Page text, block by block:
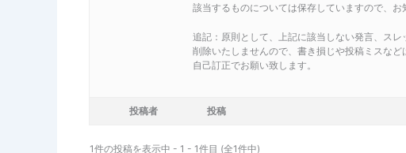
該当するものについては保存していますので、お
追記：原則として、上記に該当しない発言、スレ
削除いたしませんので、書き損じや投稿ミスなど
自己訂正でお願い致します。
投稿者 投稿
1件の投稿を表示中 - 1 - 1件目 (全1件中)